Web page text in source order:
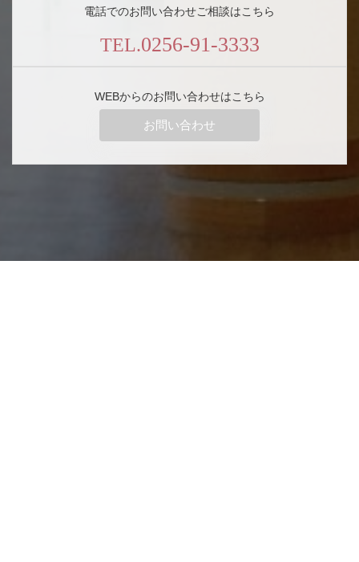
電話でのお問い合わせご相談はこちら
TEL.0256-91-3333
WEBからのお問い合わせはこちら
お問い合わせ